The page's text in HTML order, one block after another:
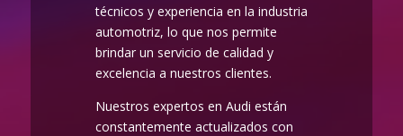
técnicos y experiencia en la industria
automotriz, lo que nos permite
brindar un servicio de calidad y
excelencia a nuestros clientes.
Nuestros expertos en Audi están
constantemente actualizados con